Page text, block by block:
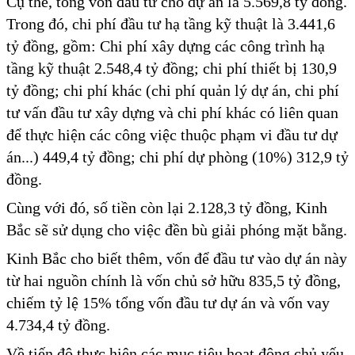
Trong đó, chi phí đầu tư hạ tầng kỹ thuật là 3.441,6
tỷ đồng, gồm: Chi phí xây dựng các công trình hạ
tầng kỹ thuật 2.548,4 tỷ đồng; chi phí thiết bị 130,9
tỷ đồng; chi phí khác (chi phí quản lý dự án, chi phí
tư vấn đầu tư xây dựng và chi phí khác có liên quan
để thực hiện các công việc thuộc phạm vi đầu tư dự
án...) 449,4 tỷ đồng; chi phí dự phòng (10%) 312,9 tỷ
đồng.
Cùng với đó, số tiền còn lại 2.128,3 tỷ đồng, Kinh
Bắc sẽ sử dụng cho việc đền bù giải phóng mặt bằng.
Kinh Bắc cho biết thêm, vốn để đầu tư vào dự án này
từ hai nguồn chính là vốn chủ sở hữu 835,5 tỷ đồng,
chiếm tỷ lệ 15% tổng vốn đầu tư dự án và vốn vay
4.734,4 tỷ đồng.